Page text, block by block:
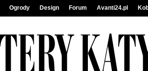
Ogrody Design Forum Avanti24.pl